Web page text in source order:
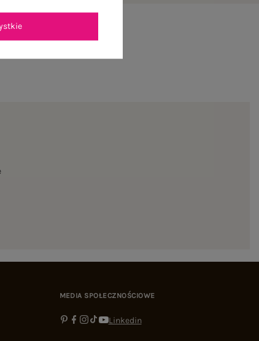
MEDIA SPOŁECZNOŚCIOWE
Linkedin